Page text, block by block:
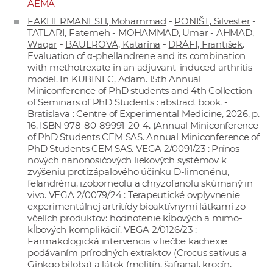
AEMA
FAKHERMANESH, Mohammad - PONIŠT, Silvester-
TATLARI, Fatemeh - MOHAMMAD, Umar- AHMAD,
Waqar- BAUEROVÁ, Katarína - DRÁFI, František.
Evaluation of α-phellandrene and its combination
with methotrexate in an adjuvant-induced arthritis
model. In KUBINEC, Adam. 15th Annual
Miniconference of PhD students and 4th Collection
of Seminars of PhD Students : abstract book. -
Bratislava : Centre of Experimental Medicine, 2026, p.
16. ISBN 978-80-89991-20-4. (Annual Miniconference
of PhD Students CEM SAS. Annual Miniconference of
PhD Students CEM SAS. VEGA 2/0091/23 : Prínos
nových nanonosičových liekových systémov k
zvýšeniu protizápalového účinku D-limonénu,
felandrénu, izoborneolu a chryzofanolu skúmaný in
vivo. VEGA 2/0079/24 : Terapeutické ovplyvnenie
experimentálnej artritídy bioaktívnymi látkami zo
včelích produktov: hodnotenie kĺbových a mimo-
kĺbových komplikácií. VEGA 2/0126/23 :
Farmakologická intervencia v liečbe kachexie
podávaním prírodných extraktov (Crocus sativus a
Ginkgo biloba) a látok (melitín, šafranal, krocín,